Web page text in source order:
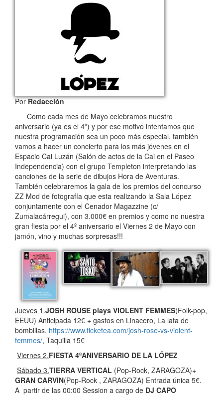
PorRedacción
Como cada mes de Mayo celebramos nuestro
aniversario (ya es el 4º) y por ese motivo intentamos que
nuestra programación sea un poco más especial, también
vamos a hacer un concierto para los más jóvenes en el
Espacio Cai Luzán (Salón de actos de la Cai en el Paseo
Independencia) con el grupo Templeton interpretando las
canciones de la serie de dibujos Hora de Aventuras.
También celebraremos la gala de los premios del concurso
ZZ Mod de fotografía que esta realizando la Sala López
conjuntamente con el Cenador Magazzine (c/
Zumalacárregui), con 3.000€ en premios y como no nuestra
gran fiesta por el 4º aniversario el Viernes 2 de Mayo con
jamón, vino y muchas sorpresas!!!
Jueves 1.JOSH ROUSE plays VIOLENT FEMMES(Folk-pop,
EEUU) Anticipada 12€ + gastos en Linacero, La lata de
bombillas, https://www.ticketea.com/josh-rose-vs-violent-
femmes/, Taquilla 15€
Viernes 2.FIESTA 4ºANIVERSARIO DE LA LÓPEZ
Sábado 3.TIERRA VERTICAL (Pop-Rock, ZARAGOZA)+
GRAN CARVIN(Pop-Rock , ZARAGOZA) Entrada única 5€.
A partir de las 00:00 Session a cargo de DJ CAPO